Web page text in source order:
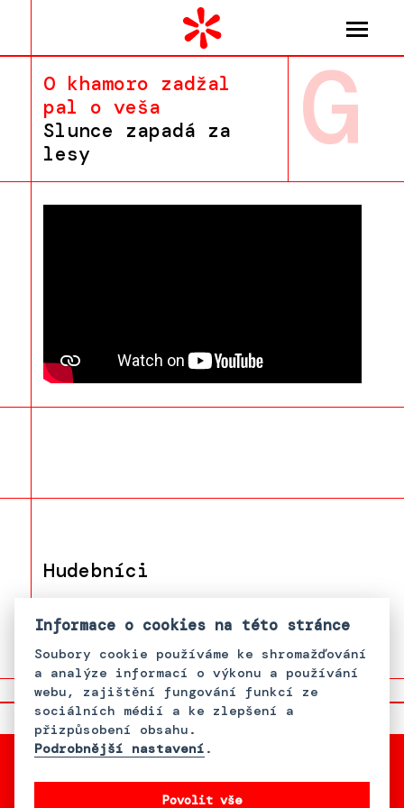
O khamoro zadžal
pal o veša
Slunce zapadá za
lesy
G
Hudebníci
Informace o cookies na této stránce
Soubory cookie používáme ke shromažďování
a analýze informací o výkonu a používání
webu, zajištění fungování funkcí ze
sociálních médií a ke zlepšení a
přizpůsobení obsahu.
Podrobnější nastavení .
Povolit vše